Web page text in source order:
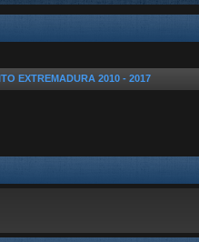
EXTREMADURA 2010 - 2017